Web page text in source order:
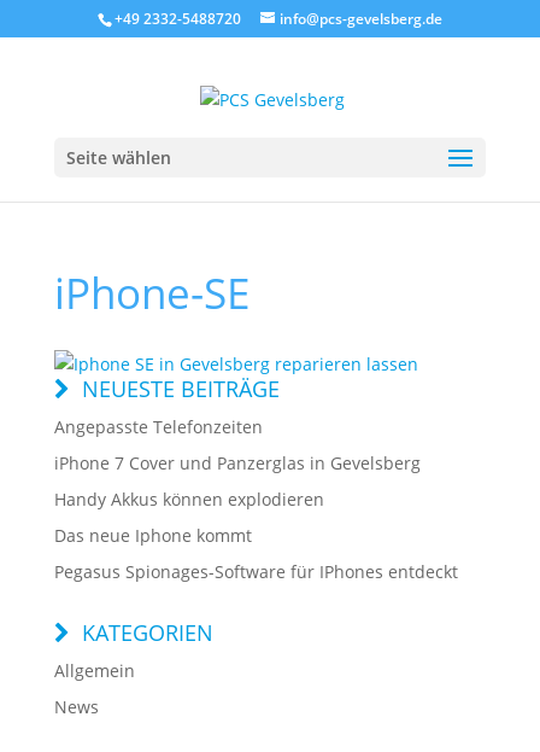
+49 2332-5488720 info@pcs-gevelsberg.de
Seite wählen
iPhone-SE
NEUESTE BEITRÄGE
Angepasste Telefonzeiten
iPhone 7 Cover und Panzerglas in Gevelsberg
Handy Akkus können explodieren
Das neue Iphone kommt
Pegasus Spionages-Software für IPhones entdeckt
KATEGORIEN
Allgemein
News